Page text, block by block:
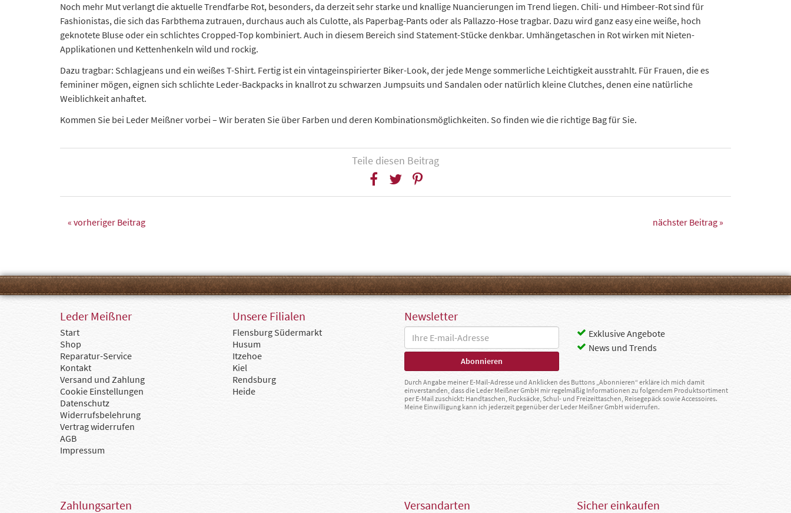
Noch mehr Mut verlangt die aktuelle Trendfarbe Rot, besonders, da derzeit sehr starke und knallige Nuancierungen im Trend liegen. Chili- und Himbeer-Rot sind für
Fashionistas, die sich das Farbthema zutrauen, durchaus auch als Culotte, als Paperbag-Pants oder als Pallazzo-Hose tragbar. Dazu wird ganz easy eine weiße, hoch
geknotete Bluse oder ein schlichtes Cropped-Top kombiniert. Auch in diesem Bereich sind Statement-Stücke denkbar. Umhängetaschen in Rot wirken mit Nieten-
Applikationen und Kettenhenkeln wild und rockig.
Dazu tragbar: Schlagjeans und ein weißes T-Shirt. Fertig ist ein vintageinspirierter Biker-Look, der jede Menge sommerliche Leichtigkeit ausstrahlt. Für Frauen, die es
femininer mögen, eignen sich schlichte Leder-Backpacks in knallrot zu schwarzen Jumpsuits und Sandalen oder natürlich kleine Clutches, denen eine natürliche
Weiblichkeit anhaftet.
Kommen Sie bei Leder Meißner vorbei – Wir beraten Sie über Farben und deren Kombinationsmöglichkeiten. So finden wie die richtige Bag für Sie.
Teile diesen Beitrag
« vorheriger Beitrag nächster Beitrag »
Leder Meißner
Start
Shop
Reparatur-Service
Kontakt
Versand und Zahlung
Cookie Einstellungen
Datenschutz
Widerrufsbelehrung
Vertrag widerrufen
AGB
Impressum
Unsere Filialen
Flensburg Südermarkt
Husum
Itzehoe
Kiel
Rendsburg
Heide
Newsletter
Exklusive Angebote
News und Trends
Durch Angabe meiner E-Mail-Adresse und Anklicken des Buttons „Abonnieren“ erkläre ich mich damit
einverstanden, dass die Leder Meißner GmbH mir regelmäßig Informationen zu folgendem Produktsortiment
per E-Mail zuschickt: Handtaschen, Rucksäcke, Schul- und Freizeittaschen, Reisegepäck sowie Accessoires.
Meine Einwilligung kann ich jederzeit gegenüber der Leder Meißner GmbH widerrufen.
Zahlungsarten Versandarten Sicher einkaufen